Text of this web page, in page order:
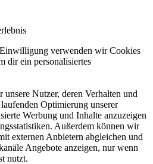
verwenden wir Cookies
dir ein personalisiertes
Nutzer, deren Verhalten und
Optimierung unserer
Werbung und Inhalte anzuzeigen
Außerdem können wir
externen Anbietern abgleichen und
Angebote anzeigen, nur wenn
nutzt.